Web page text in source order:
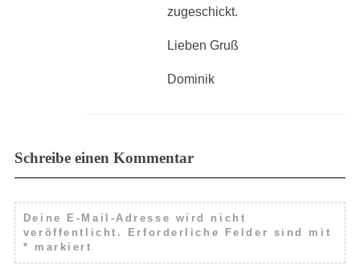
zugeschickt.
Lieben Gruß
Dominik
Schreibe einen Kommentar
Deine E-Mail-Adresse wird nicht
veröffentlicht.
Erforderliche Felder sind mit
*
markiert